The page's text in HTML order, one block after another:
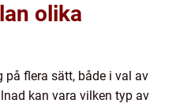
olika
på flera sätt, både i val av
kan vara vilken typ av